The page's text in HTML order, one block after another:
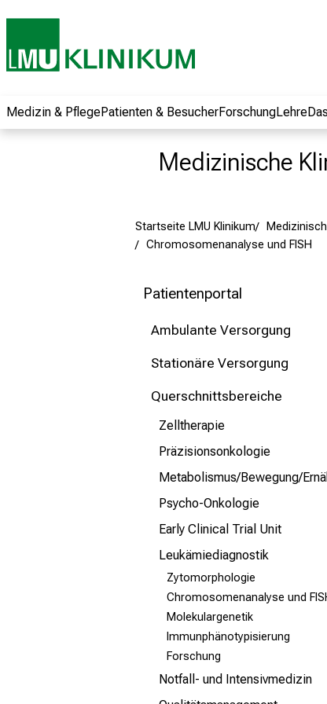
Medizin & PflegePatienten & BesucherForschungLehre
Medizinische
Startseite LMU Klinikum
Chromosomenanalyse und FISH
Patientenportal
Ambulante Versorgung
Stationäre Versorgung
Querschnittsbereiche
Zelltherapie
Präzisionsonkologie
Metabolismus/Bewegung/
Psycho-Onkologie
Early Clinical Trial Unit
Leukämiediagnostik
Zytomorphologie
Chromosomenanalyse und
Molekulargenetik
Immunphänotypisierung
Forschung
Notfall- und Intensivmedizin
Informationen zu
Jobs, Ausbildungen
Weiterbildungen.
Kommen Sie
Pflegewissenschaft
unverbindlich und